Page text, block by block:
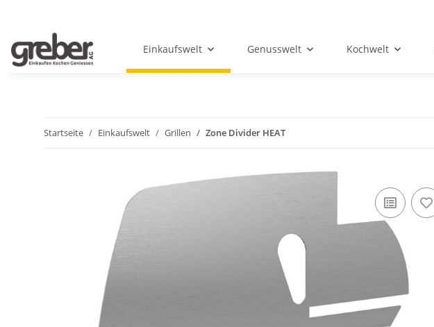
Einkaufswelt Genusswelt Kochwelt
Startseite Einkaufswelt Grillen Zone Divider HEAT